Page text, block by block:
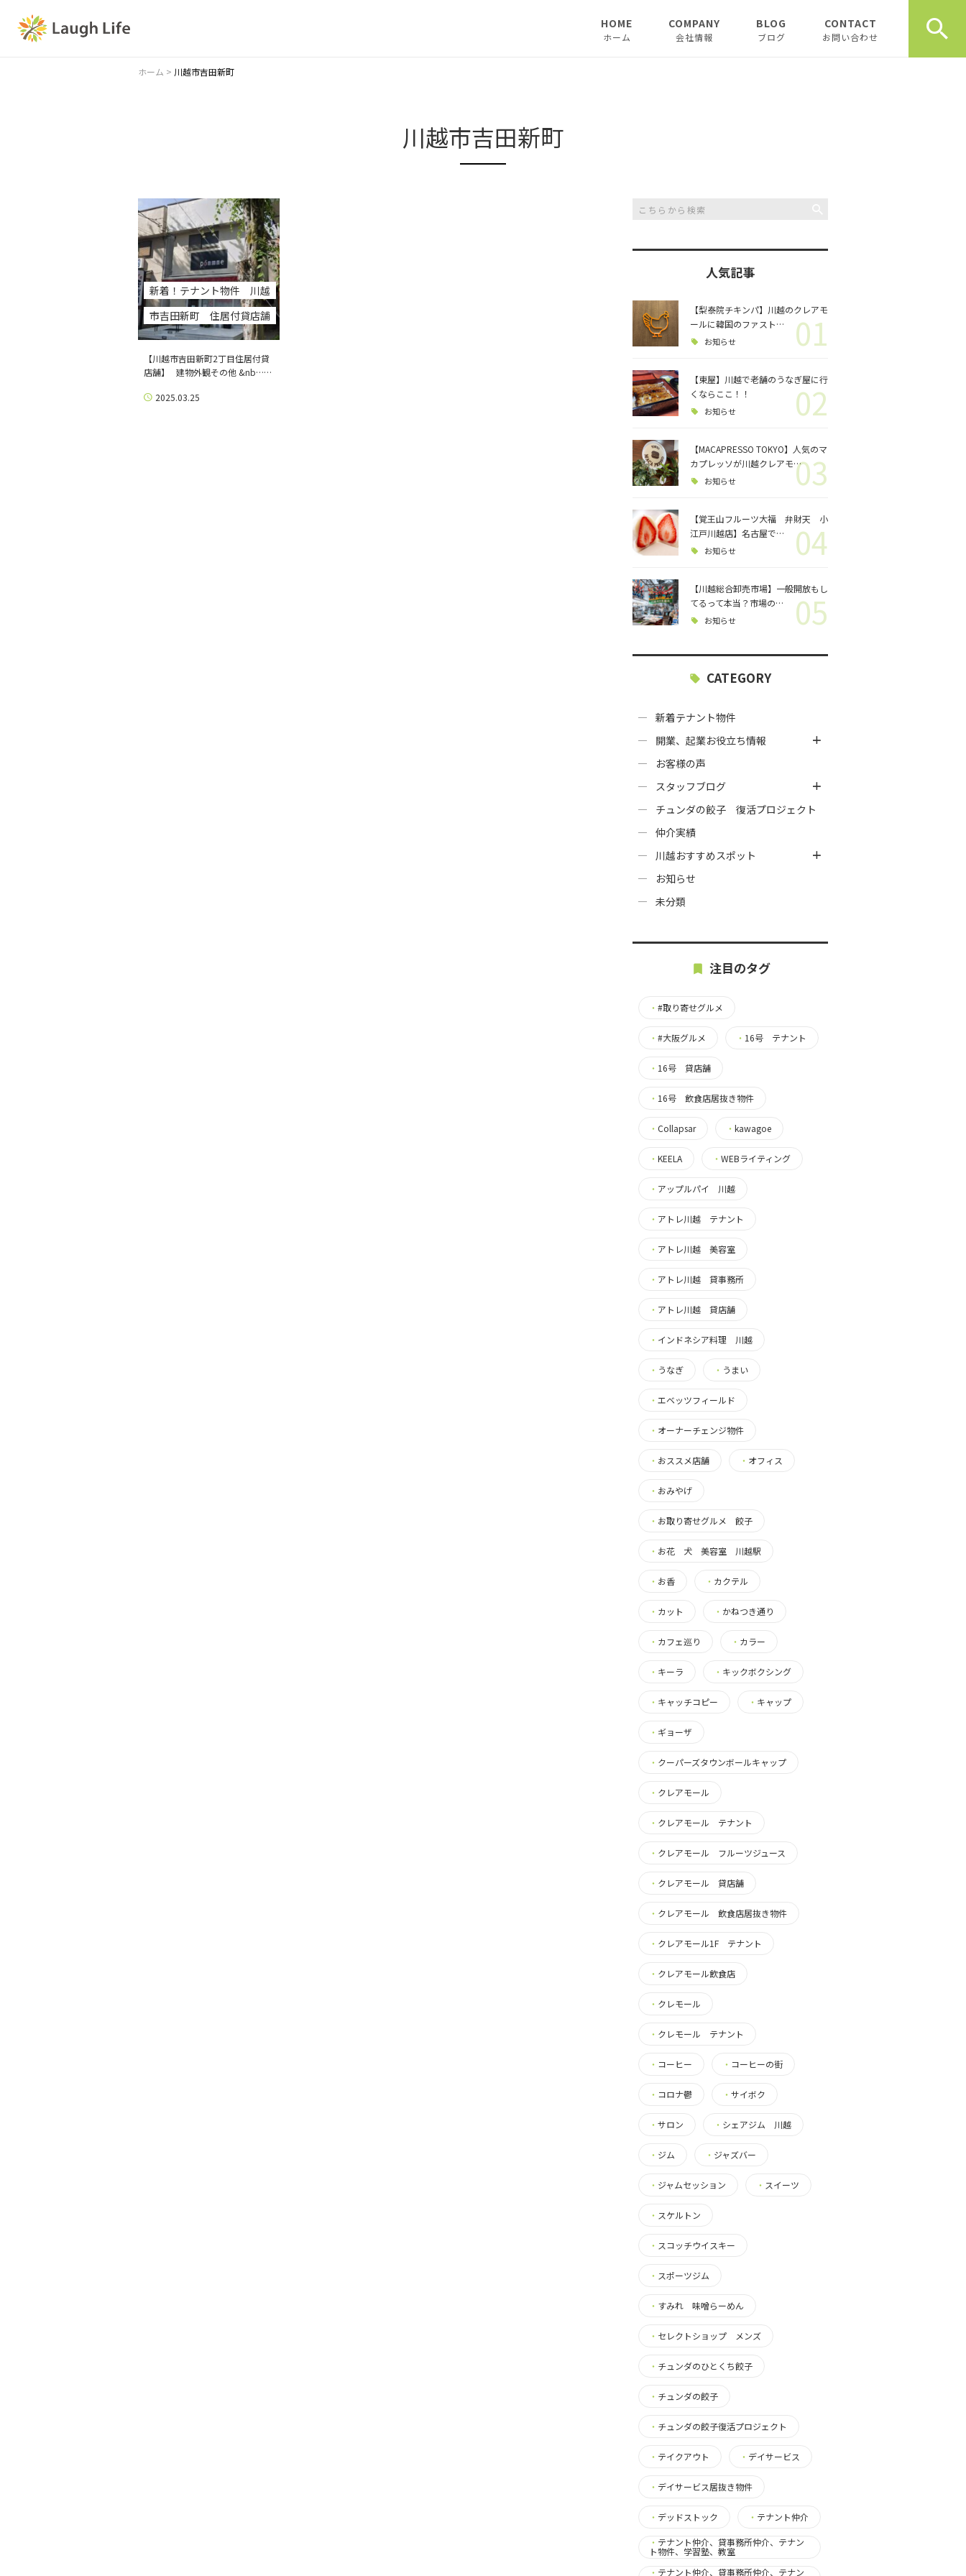
HOME
ホーム
COMPANY
会社情報
BLOG
ブログ
チュンダの餃子 復活プ
ロジェクト
CONTACT
お問い合わせ
ホーム > 川越市吉田新町
川越市吉田新町
新着！テナント物件 川越
市吉田新町 住居付貸店舗
【川越市吉田新町2丁目住居付貸
店舗】 建物外観その他 &nb……
2025.03.25
人気記事
【梨泰院チキンパ】川越のクレアモ
ールに韓国のファスト…
お知らせ 01
【東屋】川越で老舗のうなぎ屋に行
くならここ！！
お知らせ 02
【MACAPRESSO TOKYO】人気のマ
カプレッソが川越クレアモ…
お知らせ 03
【覚王山フルーツ大福 弁財天 小
江戸川越店】名古屋で…
お知らせ 04
【川越総合卸売市場】一般開放もし
てるって本当？市場の…
お知らせ 05
CATEGORY
新着テナント物件
開業、起業お役立ち情報
お客様の声
スタッフブログ
チュンダの餃子 復活プロジェクト
仲介実績
川越おすすめスポット
お知らせ
未分類
注目のタグ
・ #取り寄せグルメ
・ #大阪グルメ ・ 16号 テナント
・ 16号 貸店舗
・ 16号 飲食店居抜き物件
・ Collapsar ・ kawagoe
・ KEELA ・ WEBライティング
・ アップルパイ 川越
・ アトレ川越 テナント
・ アトレ川越 美容室
・ アトレ川越 貸事務所
・ アトレ川越 貸店舗
・ インドネシア料理 川越
・ うなぎ ・ うまい
・ エベッツフィールド
・ オーナーチェンジ物件
・ おススメ店舗 ・ オフィス
・ おみやげ
・ お取り寄せグルメ 餃子
・ お花 犬 美容室 川越駅
・ お香 ・ カクテル
・ カット ・ かねつき通り
・ カフェ巡り ・ カラー
・ キーラ ・ キックボクシング
・ キャッチコピー ・ キャップ
・ ギョーザ
・ クーパーズタウンボールキャップ
・ クレアモール
・ クレアモール テナント
・ クレアモール フルーツジュース
・ クレアモール 貸店舗
・ クレアモール 飲食店居抜き物件
・ クレアモール1F テナント
・ クレアモール飲食店
・ クレモール
・ クレモール テナント
・ コーヒー ・ コーヒーの街
・ コロナ鬱 ・ サイボク
・ サロン ・ シェアジム 川越
・ ジム ・ ジャズバー
・ ジャムセッション ・ スイーツ
・ スケルトン
・ スコッチウイスキー
・ スポーツジム
・ すみれ 味噌らーめん
・ セレクトショップ メンズ
・ チュンダのひとくち餃子
・ チュンダの餃子
・ チュンダの餃子復活プロジェクト
・ テイクアウト ・ デイサービス
・ デイサービス居抜き物件
・ デッドストック ・ テナント仲介
・ テナント仲介、貸事務所仲介、テナン
ト物件、学習塾、教室
・ テナント仲介、貸事務所仲介、テナン